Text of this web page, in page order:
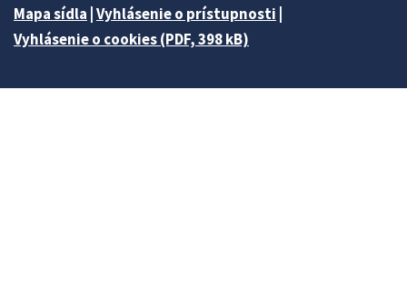
Mapa sídla Vyhlásenie o prístupnosti
Vyhlásenie o cookies (PDF, 398 kB)